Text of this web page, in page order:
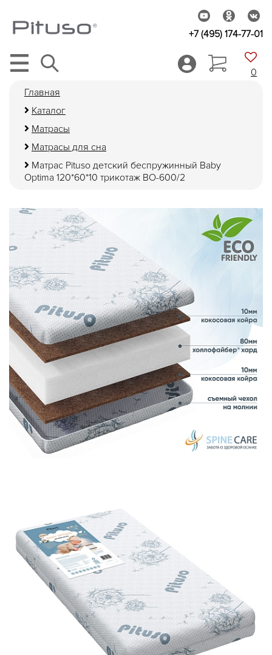
+7 (495) 174-77-01
0
Главная
Каталог
Матрасы
Матрасы для сна
Матраc Pituso детский беспружинный Baby
Optima 120*60*10 трикотаж BO-600/2